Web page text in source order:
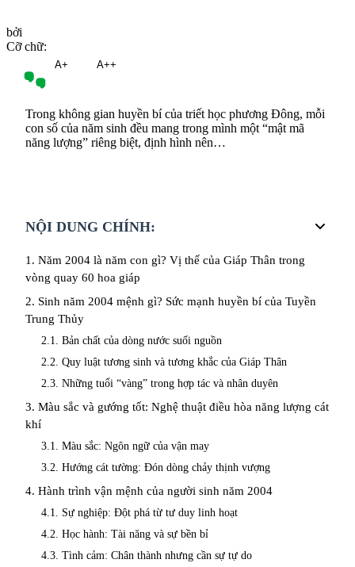
bởi
Cỡ chữ:
A+ A++
Trong không gian huyền bí của triết học phương Đông, mỗi
con số của năm sinh đều mang trong mình một “mật mã
năng lượng” riêng biệt, định hình nên…
NỘI DUNG CHÍNH:
1. Năm 2004 là năm con gì? Vị thế của Giáp Thân trong
vòng quay 60 hoa giáp
2. Sinh năm 2004 mệnh gì? Sức mạnh huyền bí của Tuyền
Trung Thủy
2.1. Bản chất của dòng nước suối nguồn
2.2. Quy luật tương sinh và tương khắc của Giáp Thân
2.3. Những tuổi “vàng” trong hợp tác và nhân duyên
3. Màu sắc và gướng tốt: Nghệ thuật điều hòa năng lượng cát
khí
3.1. Màu sắc: Ngôn ngữ của vận may
3.2. Hướng cát tường: Đón dòng chảy thịnh vượng
4. Hành trình vận mệnh của người sinh năm 2004
4.1. Sự nghiệp: Đột phá từ tư duy linh hoạt
4.2. Học hành: Tài năng và sự bền bỉ
4.3. Tình cảm: Chân thành nhưng cần sự tự do